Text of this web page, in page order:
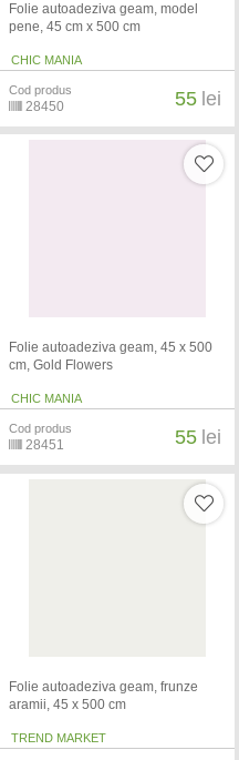
Folie autoadeziva geam, model
pene, 45 cm x 500 cm
CHIC MANIA
Cod produs
28450 55 lei
Folie autoadeziva geam, 45 x 500
cm, Gold Flowers
CHIC MANIA
Cod produs
28451 55 lei
Folie autoadeziva geam, frunze
aramii, 45 x 500 cm
TREND MARKET